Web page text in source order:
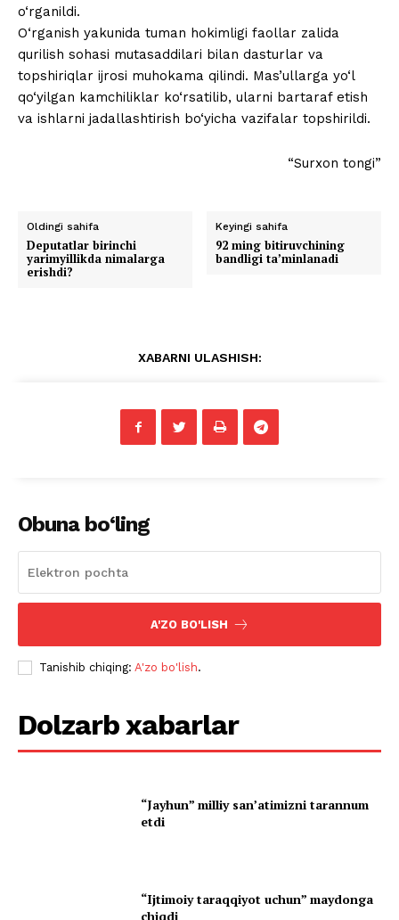
o‘rganildi.
O‘rganish yakunida tuman hokimligi faollar zalida
qurilish sohasi mutasaddilari bilan dasturlar va
topshiriqlar ijrosi muhokama qilindi. Mas’ullarga yo‘l
qo‘yilgan kamchiliklar ko‘rsatilib, ularni bartaraf etish
va ishlarni jadallashtirish bo‘yicha vazifalar topshirildi.
“Surxon tongi”
Oldingi sahifa
Deputatlar birinchi
yarimyillikda nimalarga
erishdi?
Keyingi sahifa
92 ming bitiruvchining
bandligi ta’minlanadi
XABARNI ULASHISH:
Obuna bo‘ling
A'ZO BO'LISH
Tanishib chiqing: A'zo bo'lish.
Dolzarb xabarlar
“Jayhun” milliy san’atimizni tarannum
etdi
“Ijtimoiy taraqqiyot uchun” maydonga
chiqdi